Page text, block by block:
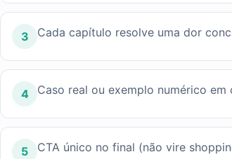
3 Cada capítulo resolve uma dor
4 Caso real ou exemplo numérico em
5 CTA único no final (não vire